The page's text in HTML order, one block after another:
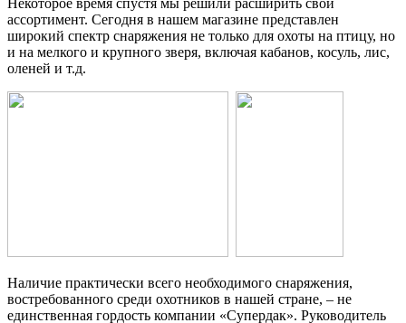
ассортимент. Сегодня в нашем магазине представлен
широкий спектр снаряжения не только для охоты на птицу, но
и на мелкого и крупного зверя, включая кабанов, косуль, лис,
оленей и т.д.
Наличие практически всего необходимого снаряжения,
востребованного среди охотников в нашей стране, – не
единственная гордость компании «Супердак». Руководитель